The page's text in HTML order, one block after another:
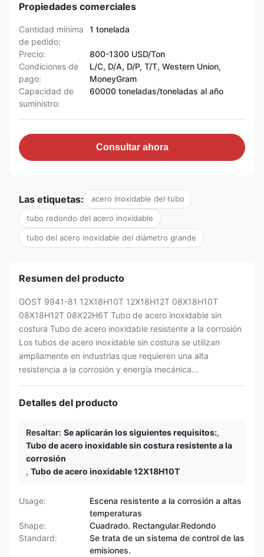
Propiedades comerciales
Cantidad mínima
de pedido:
1 tonelada
Precio:
800-1300 USD/Ton
Condiciones de
pago:
L/C, D/A, D/P, T/T, Western Union,
MoneyGram
Capacidad de
suministro:
60000 toneladas/toneladas al año
Consultar ahora
Las etiquetas: acero inoxidable del tubo
tubo redondo del acero inoxidable
tubo del acero inoxidable del diámetro grande
Resumen del producto
GOST 9941-81 12X18H10T 12X18H12T 08X18H10T
08X18H12T 08X22Н6Т Tubo de acero inoxidable sin
costura Tubo de acero inoxidable resistente a la corrosión
Los tubos de acero inoxidable sin costura se utilizan
ampliamente en industrias que requieren una alta
resistencia a la corrosión y energía mecánica...
Detalles del producto
Resaltar: Se aplicarán los siguientes requisitos:,
Tubo de acero inoxidable sin costura resistente a la
corrosión
, Tubo de acero inoxidable 12X18H10T
Usage:
Escena resistente a la corrosión a altas
temperaturas
Shape:
Cuadrado. Rectangular.Redondo
Standard:
Se trata de un sistema de control de las
emisiones.